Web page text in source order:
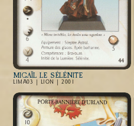
MIGAÏL LE SÉLÉNITE
LIMA03 | LION | 2001